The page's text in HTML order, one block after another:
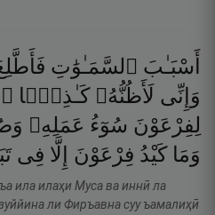
أَسْبَـٰبَ ٱلسَّمَـٰوَٰتِ
وَإِنِّى لَأَظُنُّهُۥ كَـٰذِبًۭا ۚ
لِفِرْعَوْنَ سُوٓءُ عَمَلِهِۦ
وَمَا كَيْدُ فِرْعَوْنَ إِلَّا فِى
ила илаҳи Муса ва иннӣ ла
ли Фиръавна суу ъамалиҳӣ